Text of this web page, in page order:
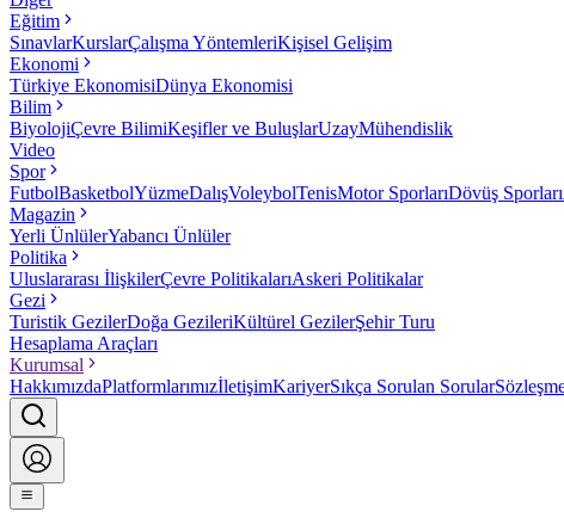
Eğitim
SınavlarKurslarÇalışma YöntemleriKişisel Gelişim
Ekonomi
Türkiye EkonomisiDünya Ekonomisi
Bilim
BiyolojiÇevre BilimiKeşifler ve BuluşlarUzayMühendislik
Video
Spor
FutbolBasketbolYüzmeDalışVoleybolTenisMotor SporlarıDövüş Sporları
Magazin
Yerli ÜnlülerYabancı Ünlüler
Politika
Uluslararası İlişkilerÇevre PolitikalarıAskeri Politikalar
Gezi
Turistik GezilerDoğa GezileriKültürel GezilerŞehir Turu
Hesaplama Araçları
Kurumsal
HakkımızdaPlatformlarımızİletişimKariyerSıkça Sorulan Sorular